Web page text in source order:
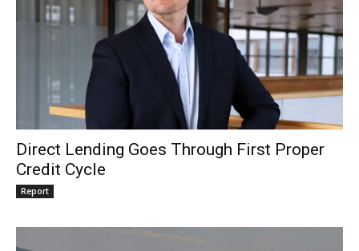
Direct Lending Goes Through First Proper
Credit Cycle
Report